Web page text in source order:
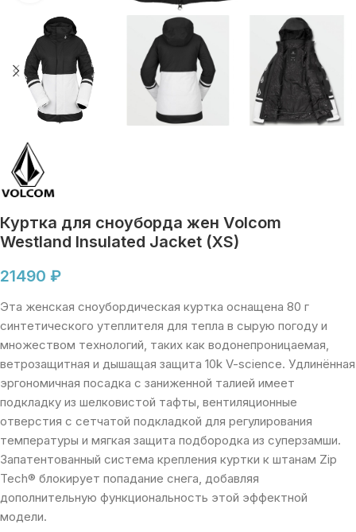
Куртка для сноуборда жен Volcom
Westland Insulated Jacket (XS)
21490 ₽
Эта женская сноубордическая куртка оснащена 80 г
синтетического утеплителя для тепла в сырую погоду и
множеством технологий, таких как водонепроницаемая,
ветрозащитная и дышащая защита 10k V-science. Удлинённая
эргономичная посадка с заниженной талией имеет
подкладку из шелковистой тафты, вентиляционные
отверстия с сетчатой подкладкой для регулирования
температуры и мягкая защита подбородка из суперзамши.
Запатентованный система крепления куртки к штанам Zip
Tech® блокирует попадание снега, добавляя
дополнительную функциональность этой эффектной
модели.